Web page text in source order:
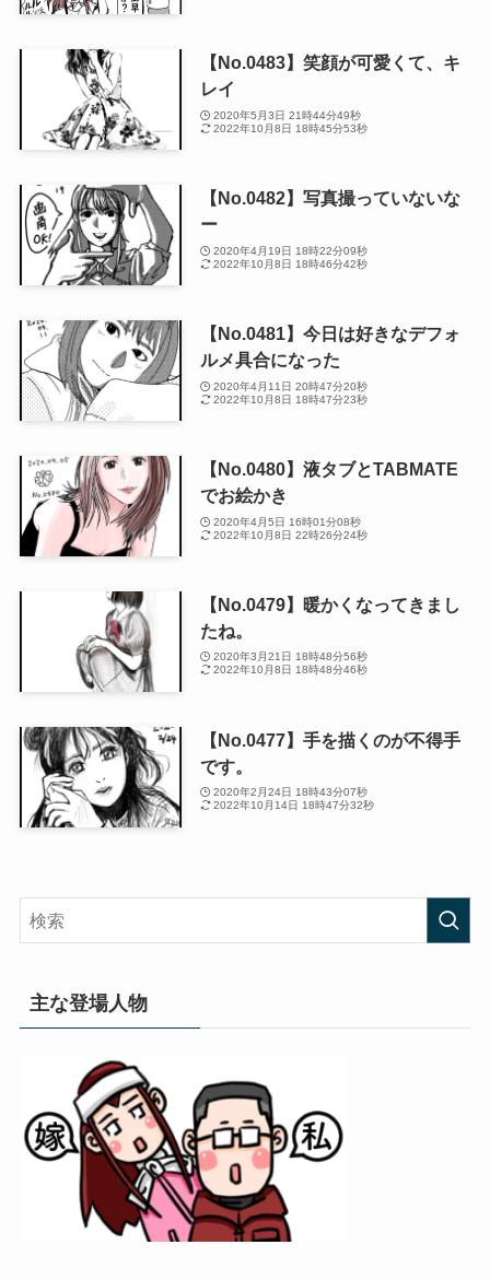
【No.0483】笑顔が可愛くて、キ
レイ
2020年5月3日 21時44分49秒
2022年10月8日 18時45分53秒
【No.0482】写真撮っていないな
ー
2020年4月19日 18時22分09秒
2022年10月8日 18時46分42秒
【No.0481】今日は好きなデフォ
ルメ具合になった
2020年4月11日 20時47分20秒
2022年10月8日 18時47分23秒
【No.0480】液タブとTABMATE
でお絵かき
2020年4月5日 16時01分08秒
2022年10月8日 22時26分24秒
【No.0479】暖かくなってきまし
たね。
2020年3月21日 18時48分56秒
2022年10月8日 18時48分46秒
【No.0477】手を描くのが不得手
です。
2020年2月24日 18時43分07秒
2022年10月14日 18時47分32秒
主な登場人物